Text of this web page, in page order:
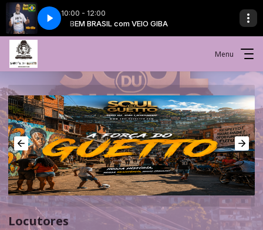
10:00 - 12:00
BEM BRASIL com VEIO GIBA
Menu
Locutores